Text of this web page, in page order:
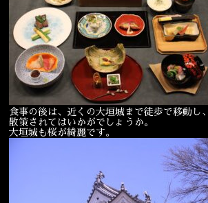
食事の後は、近くの大垣城まで徒歩で移動し、
散策されてはいかがでしょうか。
大垣城も桜が綺麗です。